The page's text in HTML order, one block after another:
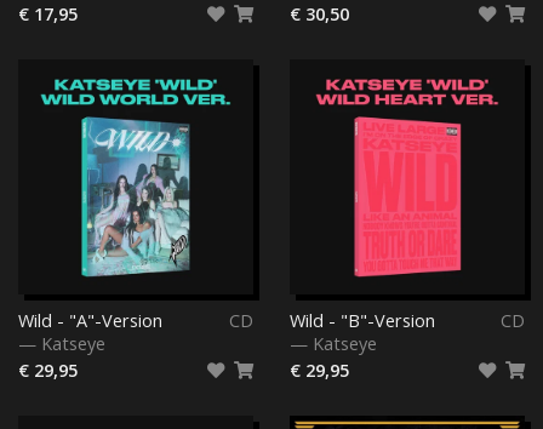
€ 17,95
€ 30,50
CD
Wild - "A"-Version
— Katseye
€ 29,95
CD
Wild - "B"-Version
— Katseye
€ 29,95